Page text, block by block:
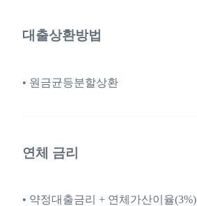
대출상환방법
• 원금균등분할상환
연체 금리
• 약정대출금리 + 연체가산이율(3%)